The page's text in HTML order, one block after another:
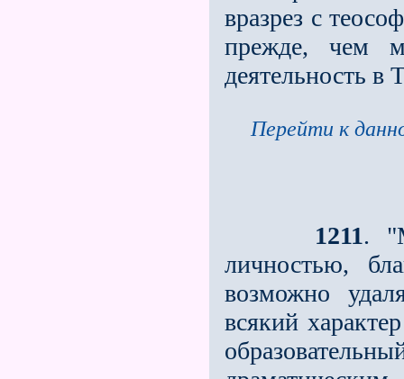
вразрез с
прежде, чем
деятельность
Перейти к
1211.
личностью,
возможно
всякий